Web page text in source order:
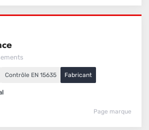
Contrôle EN 15635 Fabricant
Page marque